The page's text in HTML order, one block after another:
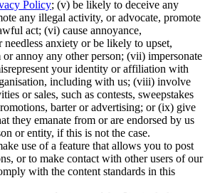
Policy; (v) be likely to deceive any
any illegal activity, or advocate, promote
act; (vi) cause annoyance,
needless anxiety or be likely to upset,
or annoy any other person; (vii) impersonate
your identity or affiliation with
including with us; (viii) involve
or sales, such as contests, sweepstakes
barter or advertising; or (ix) give
they emanate from or are endorsed by us
or entity, if this is not the case.
use of a feature that allows you to post
or to make contact with other users of our
with the content standards in this